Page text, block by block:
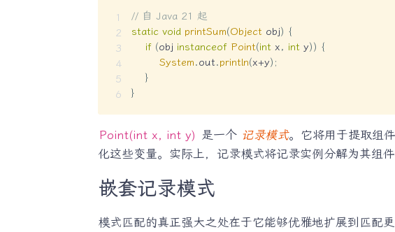
// 自 Java 21 起
static void printSum(Object obj) {
if (obj instanceof Point(int x, int y)) {
System.out.println(x+y) ;
}
}
Point(int x, int y) 是一个 记录模式。它将用于提取组
化这些变量。实际上，记录模式将记录实例分解为其组件
嵌套记录模式
模式匹配的真正强大之处在于它能够优雅地扩展到匹配